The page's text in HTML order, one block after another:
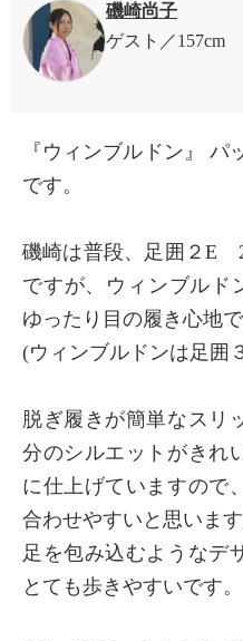
磯崎尚子
ゲスト
157cm
『ウィンブルドン』
です。
磯崎は普段、足囲２E
ですが、ウィンブルド
ゆったり目の履き心地で
(ウィンブルドンは足囲
脱ぎ履きが簡単なスリ
分のシルエットがきれ
に仕上げていますので
合わせやすいと思います
足を包み込むようなデ
とても歩きやすいです。